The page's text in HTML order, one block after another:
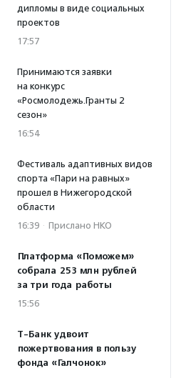
дипломы в виде социальных
проектов
17:57
Принимаются заявки
на конкурс
«Росмолодежь.Гранты 2
сезон»
16:54
Фестиваль адаптивных видов
спорта «Пари на равных»
прошел в Нижегородской
области
16:39 · Прислано НКО
Платформа «Поможем»
собрала 253 млн рублей
за три года работы
15:56
Т-Банк удвоит
пожертвования в пользу
фонда «Галчонок»